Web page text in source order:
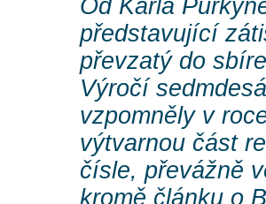
Od Karla
představující
převzatý do
Výročí
vzpomněly v
výtvarnou část
čísle, převážně
kromě článku o